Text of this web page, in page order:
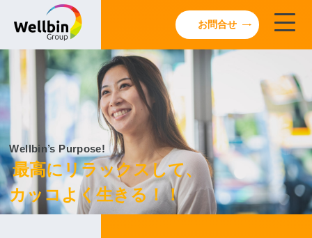
お問合せ
Wellbin’s Purpose!
最高にリラックスして、
カッコよく生きる！！